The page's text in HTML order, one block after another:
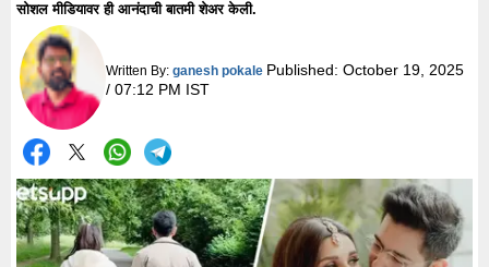
सोशल मीडियावर ही आनंदाची बातमी शेअर केली.
Written By: ganesh pokale Published: October 19, 2025
/ 07:12 PM IST